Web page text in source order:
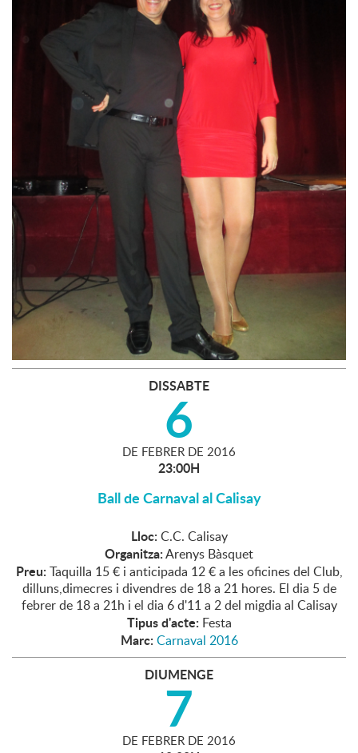
DISSABTE
6
DE FEBRER DE 2016
23:00H
Ball de Carnaval al Calisay
Lloc: C.C. Calisay
Organitza:Arenys Bàsquet
Preu: Taquilla 15 € i anticipada 12 € a les oficines del Club,
dilluns,dimecres i divendres de 18 a 21 hores. El dia 5 de
febrer de 18 a 21h i el dia 6 d'11 a 2 del migdia al Calisay
Tipus d'acte: Festa
Marc: Carnaval 2016
DIUMENGE
7
DE FEBRER DE 2016